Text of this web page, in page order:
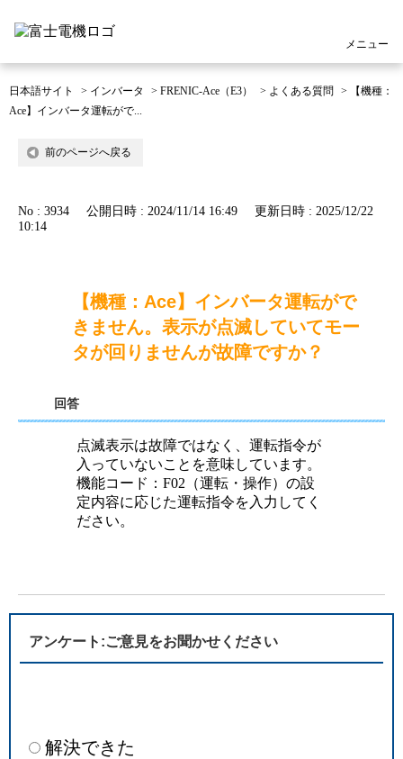
メニュー
日本語サイト > インバータ > FRENIC-Ace（E3） > よくある質問 >
【機種：
Ace】インバータ運転がで...
前のページへ戻る
No : 3934 公開日時 : 2024/11/14 16:49
更新日時 : 2025/12/22
10:14
【機種：Ace】インバータ運転がで
きません。表示が点滅していてモー
タが回りませんが故障ですか？
回答
点滅表示は故障ではなく、運転指令が
入っていないことを意味しています。
機能コード：F02（運転・操作）の設
定内容に応じた運転指令を入力してく
ださい。
アンケート:ご意見をお聞かせください
解決できた